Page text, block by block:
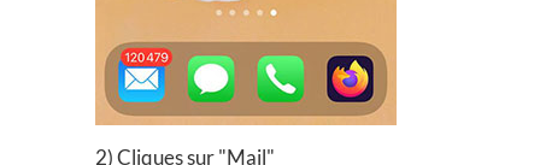
2) Cliques sur "Mail"